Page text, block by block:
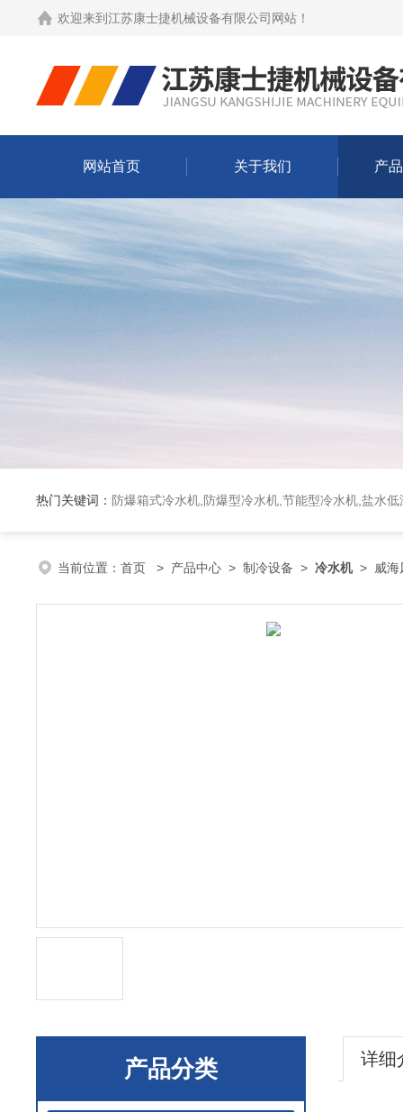
欢迎来到 江苏康士捷机械设备有限公司网站 ！
网站首页 关于我们 产
热门关键词： 防爆箱式冷水机,防爆型冷水机,节能型冷水机,盐水低
当前位置： 首页 > 产品中心 > 制冷设备 > 冷水机> 威海
产品分类 详细